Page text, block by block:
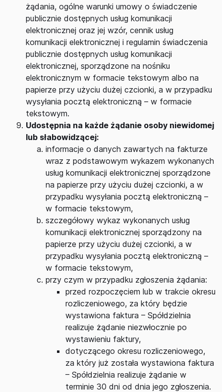
żądania, ogólne warunki umowy o świadczenie
publicznie dostępnych usług komunikacji
elektronicznej oraz jej wzór, cennik usług
komunikacji elektronicznej i regulamin świadczenia
publicznie dostępnych usług komunikacji
elektronicznej, sporządzone na nośniku
elektronicznym w formacie tekstowym albo na
papierze przy użyciu dużej czcionki, a w przypadku
wysyłania pocztą elektroniczną – w formacie
tekstowym.
Udostępnia na każde żądanie osoby niewidomej
lub słabowidzącej:
informacje o danych zawartych na fakturze
wraz z podstawowym wykazem wykonanych
usług komunikacji elektronicznej sporządzone
na papierze przy użyciu dużej czcionki, a w
przypadku wysyłania pocztą elektroniczną –
w formacie tekstowym,
szczegółowy wykaz wykonanych usług
komunikacji elektronicznej sporządzony na
papierze przy użyciu dużej czcionki, a w
przypadku wysyłania pocztą elektroniczną –
w formacie tekstowym,
przy czym w przypadku zgłoszenia żądania:
przed rozpoczęciem lub w trakcie okresu
rozliczeniowego, za który będzie
wystawiona faktura – Spółdzielnia
realizuje żądanie niezwłocznie po
wystawieniu faktury,
dotyczącego okresu rozliczeniowego,
za który już została wystawiona faktura
– Spółdzielnia realizuje żądanie w
terminie 30 dni od dnia jego zgłoszenia.